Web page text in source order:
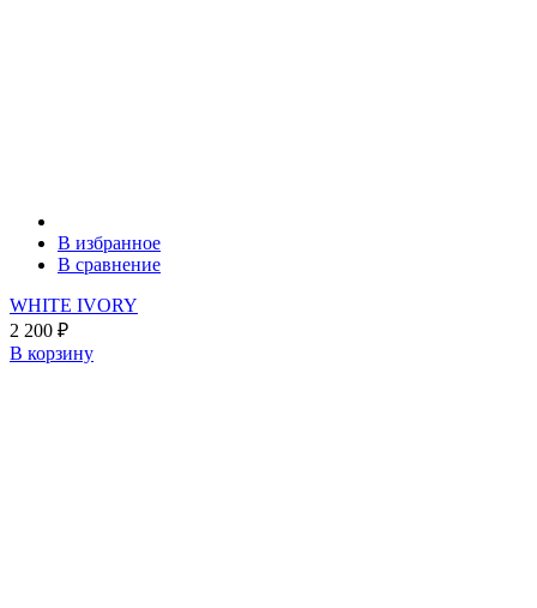
В избранное
В сравнение
WHITE IVORY
2 200 ₽
В корзину